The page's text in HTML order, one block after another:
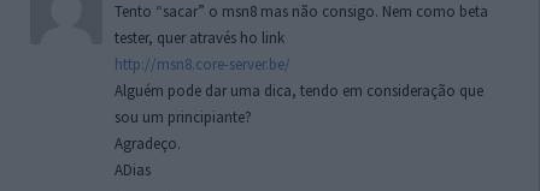
Tento “sacar” o msn8 mas não consigo. Nem como beta
tester, quer através ho link
http://msn8.core-server.be/
Alguém pode dar uma dica, tendo em consideração que
sou um principiante?
Agradeço.
ADias